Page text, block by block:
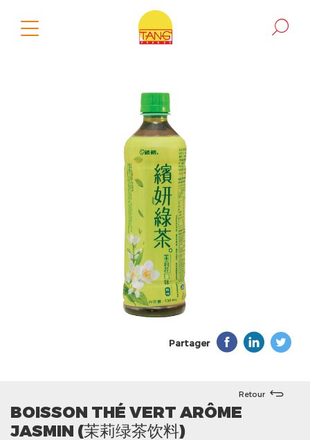
Partager
Retour
BOISSON THÉ VERT ARÔME
JASMIN (茉莉绿茶饮料)